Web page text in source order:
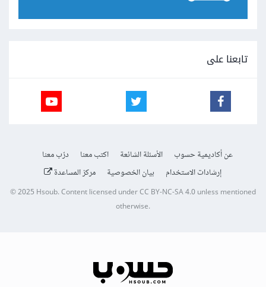
تابعنا على
عن أكاديمية حسوب الأسئلة الشائعة اكتب معنا
درّب معنا
إرشادات الاستخدام
بيان الخصوصية مركز المساعدة
© 2025Hsoub.Content licensed underCC BY-NC-SA 4.0unless mentioned
otherwise.